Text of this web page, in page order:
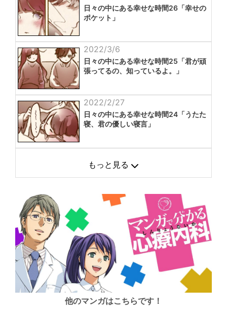
日々の中にある幸せな時間26「幸せの
ポケット」
2022/3/6
日々の中にある幸せな時間25「君が頑
張ってるの、知っているよ。」
2022/2/27
日々の中にある幸せな時間24「うたた
寝、君の優しい寝言」
もっと見る
他のマンガはこちらです！